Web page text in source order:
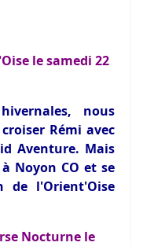
le samedi 22
nous
Rémi avec
Aventure. Mais
Noyon CO et se
de l'Orient'Oise
Nocturne le